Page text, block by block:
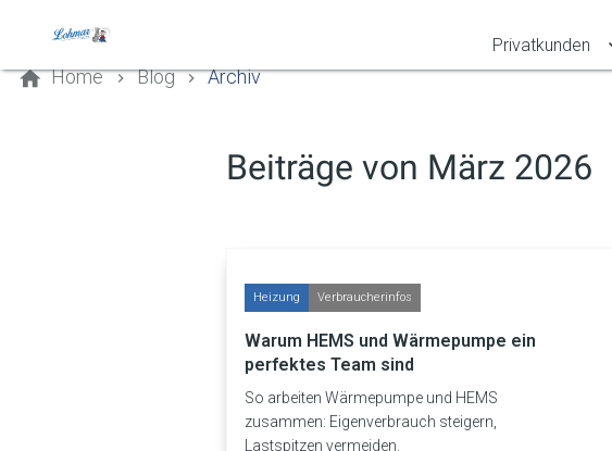
Privatkunden
Home Blog Archiv
Beiträge von März 2026
Heizung Verbraucherinfos
Warum HEMS und Wärmepumpe ein
perfektes Team sind
So arbeiten Wärmepumpe und HEMS
zusammen: Eigenverbrauch steigern,
Lastspitzen vermeiden.